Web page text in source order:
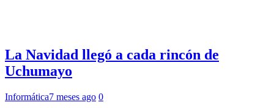
La Navidad llegó a cada rincón de
Uchumayo
Informática7 meses ago 0